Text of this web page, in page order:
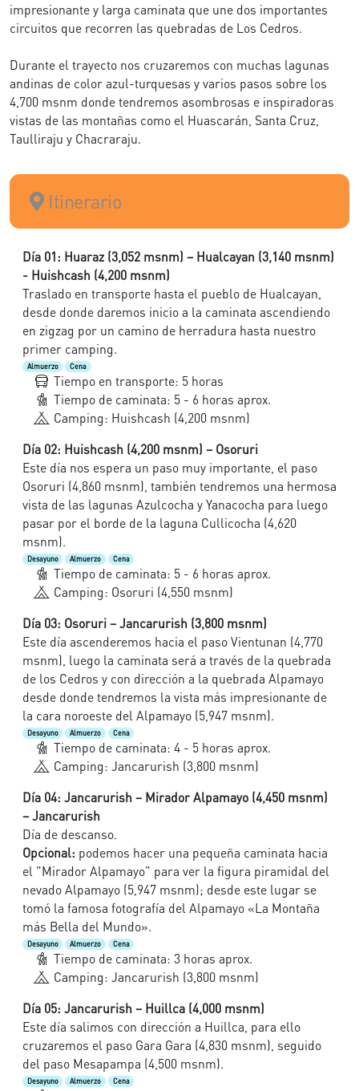
impresionante y larga caminata que une dos importantes
circuitos que recorren las quebradas de Los Cedros.
Durante el trayecto nos cruzaremos con muchas lagunas
andinas de color azul-turquesas y varios pasos sobre los
4,700 msnm donde tendremos asombrosas e inspiradoras
vistas de las montañas como el Huascarán, Santa Cruz,
Taulliraju y Chacraraju.
Itinerario
Día 01: Huaraz (3,052 msnm) – Hualcayan (3,140 msnm)
- Huishcash (4,200 msnm)
Traslado en transporte hasta el pueblo de Hualcayan,
desde donde daremos inicio a la caminata ascendiendo
en zigzag por un camino de herradura hasta nuestro
primer camping.
Almuerzo Cena
Tiempo en transporte: 5 horas
Tiempo de caminata: 5 - 6 horas aprox.
Camping: Huishcash (4,200 msnm)
Día 02: Huishcash (4,200 msnm) – Osoruri
Este día nos espera un paso muy importante, el paso
Osoruri (4,860 msnm), también tendremos una hermosa
vista de las lagunas Azulcocha y Yanacocha para luego
pasar por el borde de la laguna Cullicocha (4,620
msnm).
Desayuno Almuerzo Cena
Tiempo de caminata: 5 - 6 horas aprox.
Camping: Osoruri (4,550 msnm)
Día 03: Osoruri – Jancarurish (3,800 msnm)
Este día ascenderemos hacia el paso Vientunan (4,770
msnm), luego la caminata será a través de la quebrada
de los Cedros y con dirección a la quebrada Alpamayo
desde donde tendremos la vista más impresionante de
la cara noroeste del Alpamayo (5,947 msnm).
Desayuno Almuerzo Cena
Tiempo de caminata: 4 - 5 horas aprox.
Camping: Jancarurish (3,800 msnm)
Día 04: Jancarurish – Mirador Alpamayo (4,450 msnm)
– Jancarurish
Día de descanso.
Opcional: podemos hacer una pequeña caminata hacia
el "Mirador Alpamayo" para ver la figura piramidal del
nevado Alpamayo (5,947 msnm); desde este lugar se
tomó la famosa fotografía del Alpamayo «La Montaña
más Bella del Mundo».
Desayuno Almuerzo Cena
Tiempo de caminata: 3 horas aprox.
Camping: Jancarurish (3,800 msnm)
Día 05: Jancarurish – Huillca (4,000 msnm)
Este día salimos con dirección a Huillca, para ello
cruzaremos el paso Gara Gara (4,830 msnm), seguido
del paso Mesapampa (4,500 msnm).
Desayuno Almuerzo Cena